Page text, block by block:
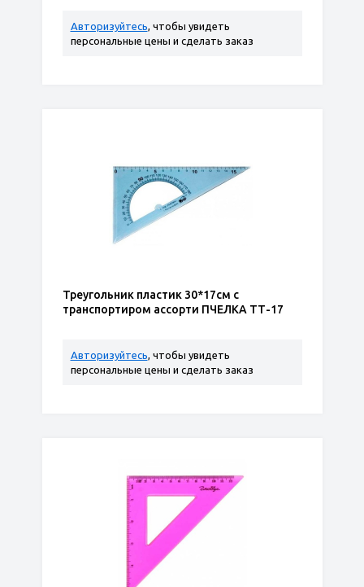
Авторизуйтесь, чтобы увидеть
персональные цены и сделать заказ
Треугольник пластик 30*17см с
транспортиром ассорти ПЧЕЛКА ТТ-17
Авторизуйтесь, чтобы увидеть
персональные цены и сделать заказ